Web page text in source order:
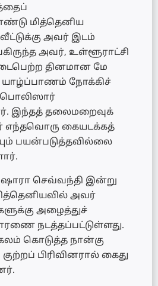
மித்தெனிய
வீட்டுக்கு அவர் இடம்
அவர், உள்ளூராட்சி
தினமான மே
யாழ்ப்பாணம் நோக்கிச்
இந்தத் தலைமறைவுக்
எந்தவொரு கையடக்கத்
பயன்படுத்தவில்லை
செவ்வந்தி இன்று
அவர்
அழைத்துச்
நடத்தப்பட்டுள்ளது.
கொடுத்த நான்கு
பிரிவினரால் கைது